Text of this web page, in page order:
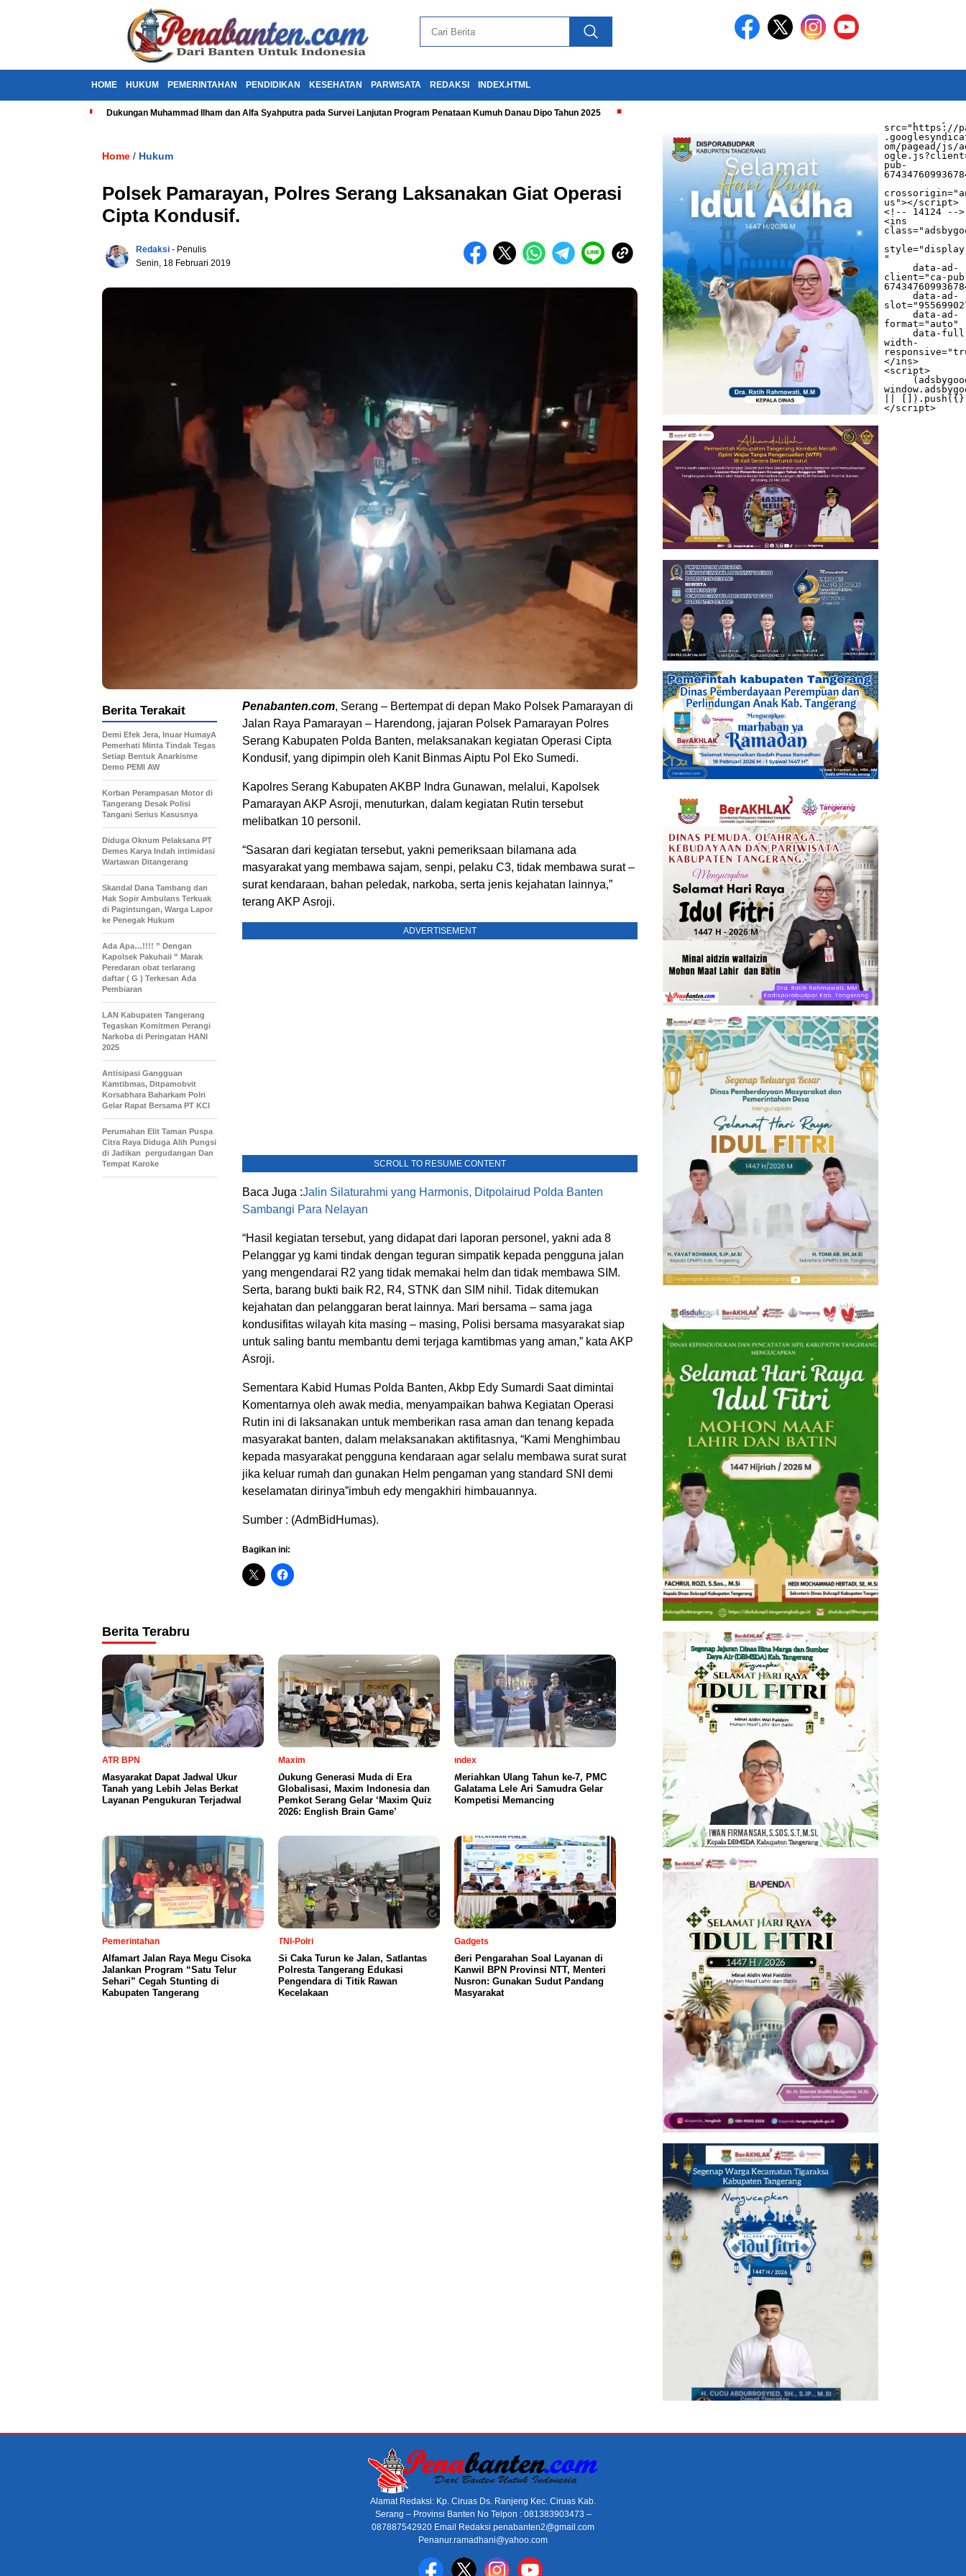
HOME HUKUM PEMERINTAHAN PENDIDIKAN KESEHATAN PARWISATA REDAKSI INDEX.HTML
Dukungan Muhammad Ilham dan Alfa Syahputra pada Survei Lanjutan Program Penataan Kumuh Danau Dipo Tahun 2025
src="https://
om/pagead/js/
pub-
us"></script>
<!-- 14124 -->
<ins
"
     data-ad-
client="ca-
     data-ad-
     data-ad-
format="auto"
     data-full-
width-
</ins>
<script>
||
</script>
Home / Hukum
Polsek Pamarayan, Polres Serang Laksanakan Giat Operasi
Cipta Kondusif.
Redaksi - Penulis
Senin, 18 Februari 2019
Penabanten.com, Serang – Bertempat di depan Mako Polsek Pamarayan di
Jalan Raya Pamarayan – Harendong, jajaran Polsek Pamarayan Polres
Serang Kabupaten Polda Banten, melaksanakan kegiatan Operasi Cipta
Kondusif, yang dipimpin oleh Kanit Binmas Aiptu Pol Eko Sumedi.
Kapolres Serang Kabupaten AKBP Indra Gunawan, melalui, Kapolsek
Pamarayan AKP Asroji, menuturkan, dalam kegiatan Rutin tersebut
melibatkan 10 personil.
“Sasaran dari kegiatan tersebut, yakni pemeriksaan bilamana ada
masyarakat yang membawa sajam, senpi, pelaku C3, tidak membawa surat –
surat kendaraan, bahan peledak, narkoba, serta jenis kejahatan lainnya,”
terang AKP Asroji.
ADVERTISEMENT
SCROLL TO RESUME CONTENT
Baca Juga :Jalin Silaturahmi yang Harmonis, Ditpolairud Polda Banten
Sambangi Para Nelayan
“Hasil kegiatan tersebut, yang didapat dari laporan personel, yakni ada 8
Pelanggar yg kami tindak dengan teguran simpatik kepada pengguna jalan
yang mengendarai R2 yang tidak memakai helm dan tidak membawa SIM.
Serta, barang bukti baik R2, R4, STNK dan SIM nihil. Tidak ditemukan
kejahatan dan pelanggaran berat lainnya. Mari bersama – sama jaga
kondusifitas wilayah kita masing – masing, Polisi bersama masyarakat siap
untuk saling bantu membantu demi terjaga kamtibmas yang aman,” kata AKP
Asroji.
Sementara Kabid Humas Polda Banten, Akbp Edy Sumardi Saat dimintai
Komentarnya oleh awak media, menyampaikan bahwa Kegiatan Operasi
Rutin ini di laksanakan untuk memberikan rasa aman dan tenang kepada
masyarakat banten, dalam melaksanakan aktifitasnya, “Kami Menghimbau
kepada masyarakat pengguna kendaraan agar selalu membawa surat surat
jika keluar rumah dan gunakan Helm pengaman yang standard SNI demi
keselamatan dirinya”imbuh edy mengakhiri himbauannya.
Sumber : (AdmBidHumas).
Bagikan ini:
Berita Terakait
Demi Efek Jera, Inuar HumayA
Pemerhati Minta Tindak Tegas
Setiap Bentuk Anarkisme
Demo PEMI AW
Korban Perampasan Motor di
Tangerang Desak Polisi
Tangani Serius Kasusnya
Diduga Oknum Pelaksana PT
Demes Karya Indah intimidasi
Wartawan Ditangerang
Skandal Dana Tambang dan
Hak Sopir Ambulans Terkuak
di Pagintungan, Warga Lapor
ke Penegak Hukum
Ada Apa…!!!! ” Dengan
Kapolsek Pakuhaii ” Marak
Peredaran obat terlarang
daftar ( G ) Terkesan Ada
Pembiaran
LAN Kabupaten Tangerang
Tegaskan Komitmen Perangi
Narkoba di Peringatan HANI
2025
Antisipasi Gangguan
Kamtibmas, Ditpamobvit
Korsabhara Baharkam Polri
Gelar Rapat Bersama PT KCI
Perumahan Elit Taman Puspa
Citra Raya Diduga Alih Pungsi
di Jadikan pergudangan Dan
Tempat Karoke
Berita Terabru
ATR BPN
Masyarakat Dapat Jadwal Ukur
Tanah yang Lebih Jelas Berkat
Layanan Pengukuran Terjadwal
Maxim
Dukung Generasi Muda di Era
Globalisasi, Maxim Indonesia dan
Pemkot Serang Gelar ‘Maxim Quiz
2026: English Brain Game’
index
Meriahkan Ulang Tahun ke-7, PMC
Galatama Lele Ari Samudra Gelar
Kompetisi Memancing
Pemerintahan
Alfamart Jalan Raya Megu Cisoka
Jalankan Program “Satu Telur
Sehari” Cegah Stunting di
Kabupaten Tangerang
TNI-Polri
Si Caka Turun ke Jalan, Satlantas
Polresta Tangerang Edukasi
Pengendara di Titik Rawan
Kecelakaan
Gadgets
Beri Pengarahan Soal Layanan di
Kanwil BPN Provinsi NTT, Menteri
Nusron: Gunakan Sudut Pandang
Masyarakat
Alamat Redaksi: Kp. Ciruas Ds. Ranjeng Kec. Ciruas Kab.
Serang – Provinsi Banten No Telpon : 081383903473 –
087887542920 Email Redaksi penabanten2@gmail.com
Penanur.ramadhani@yahoo.com